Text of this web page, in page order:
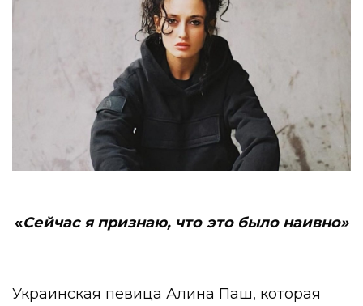
«Сейчас я признаю, что это было наивно»
Украинская певица Алина Паш, которая